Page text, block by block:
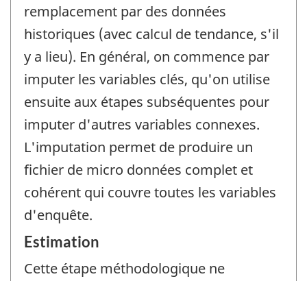
remplacement par des données
historiques (avec calcul de tendance, s'il
y a lieu). En général, on commence par
imputer les variables clés, qu'on utilise
ensuite aux étapes subséquentes pour
imputer d'autres variables connexes.
L'imputation permet de produire un
fichier de micro données complet et
cohérent qui couvre toutes les variables
d'enquête.
Estimation
Cette étape méthodologique ne